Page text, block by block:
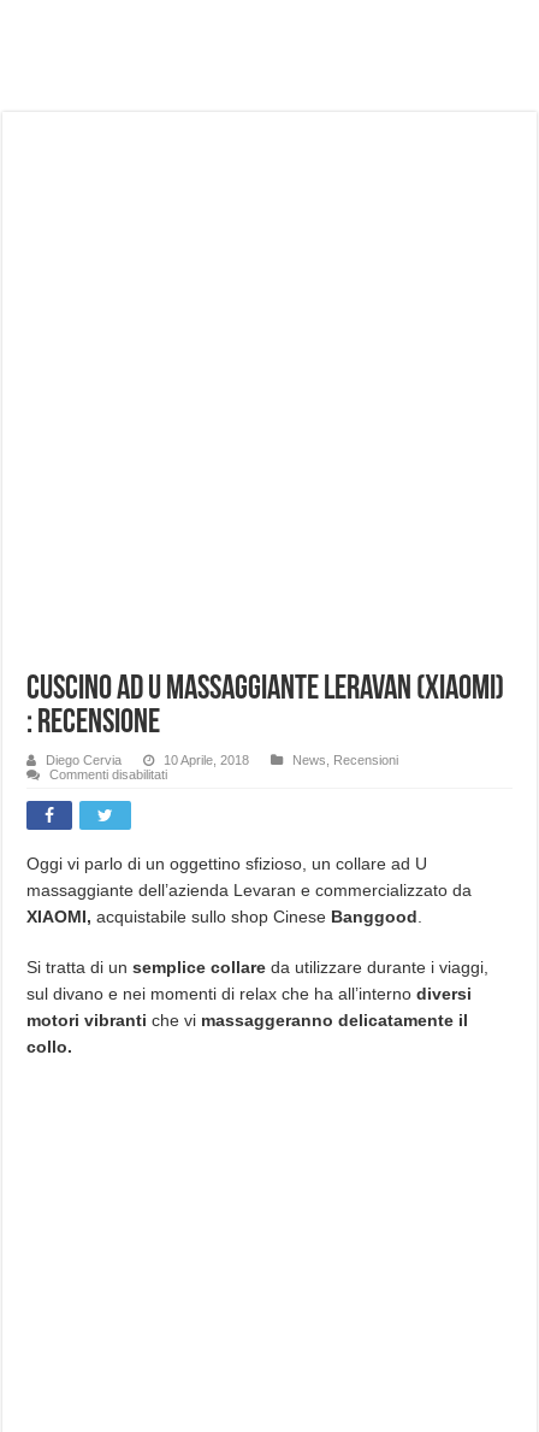
Cuscino ad U massaggiante Leravan (XIAOMI)
: Recensione
Diego Cervia 10 Aprile, 2018 News
Recensioni
Commenti disabilitatisu
(XIAOMI)
Recensione
Oggi vi parlo di un oggettino sfizioso, un collare ad U
massaggiante dell’azienda Levaran e commercializzato da
XIAOMI, acquistabile sullo shop Cinese Banggood
Si tratta di unsemplice collare da utilizzare durante i viaggi,
sul divano e nei momenti di relax che ha all’internodiversi
motori vibranti che vi massaggeranno delicatamente il
collo.